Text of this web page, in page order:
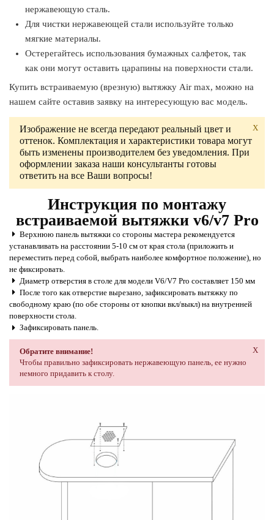
нержавеющую сталь.
Для чистки нержавеющей стали используйте только
мягкие материалы.
Остерегайтесь использования бумажных салфеток, так
как они могут оставить царапины на поверхности стали.
Купить встраиваемую (врезную) вытяжку Air max, можно на
нашем сайте оставив заявку на интересующую вас модель.
Изображение не всегда передают реальный цвет и
оттенок. Комплектация и характеристики товара могут
быть изменены производителем без уведомления. При
оформлении заказа наши консультанты готовы
ответить на все Ваши вопросы!
X
Инструкция по монтажу
встраиваемой вытяжки v6/v7 Pro
Верхнюю панель вытяжки со стороны мастера рекомендуется
устанавливать на расстоянии 5-10 см от края стола (приложить и
переместить перед собой, выбрать наиболее комфортное положение), но
не фиксировать.
Диаметр отверстия в столе для модели V6/V7 Pro составляет 150 мм
После того как отверстие вырезано, зафиксировать вытяжку по
свободному краю (по обе стороны от кнопки вкл/выкл) на внутренней
поверхности стола.
Зафиксировать панель.
Обратите внимание!
Чтобы правильно зафиксировать нержавеющую панель, ее нужно
немного придавить к столу.
X